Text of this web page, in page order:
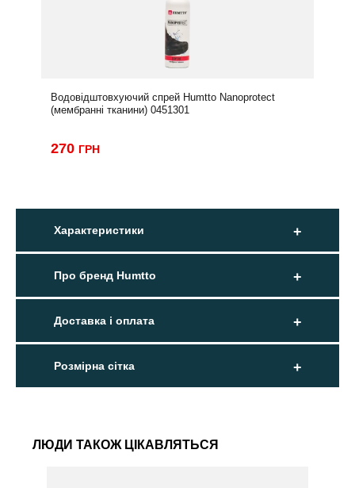
Водовідштовхуючий спрей Humtto Nanoprotect
(мембранні тканини) 0451301
270 ГРН
Характеристики
Про бренд Humtto
Доставка і оплата
Розмірна сітка
ЛЮДИ ТАКОЖ ЦІКАВЛЯТЬСЯ